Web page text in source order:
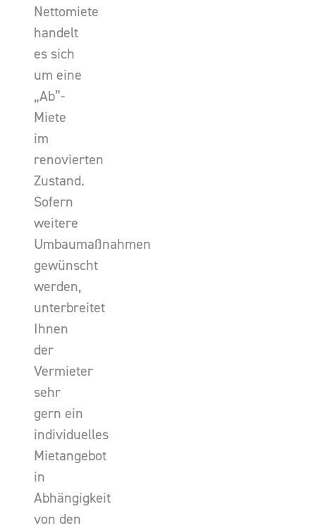
Nettomiete
handelt
es sich
um eine
„Ab”-
Miete
im
renovierten
Zustand.
Sofern
weitere
Umbaumaßnahmen
gewünscht
werden,
unterbreitet
Ihnen
der
Vermieter
sehr
gern ein
individuelles
Mietangebot
in
Abhängigkeit
von den